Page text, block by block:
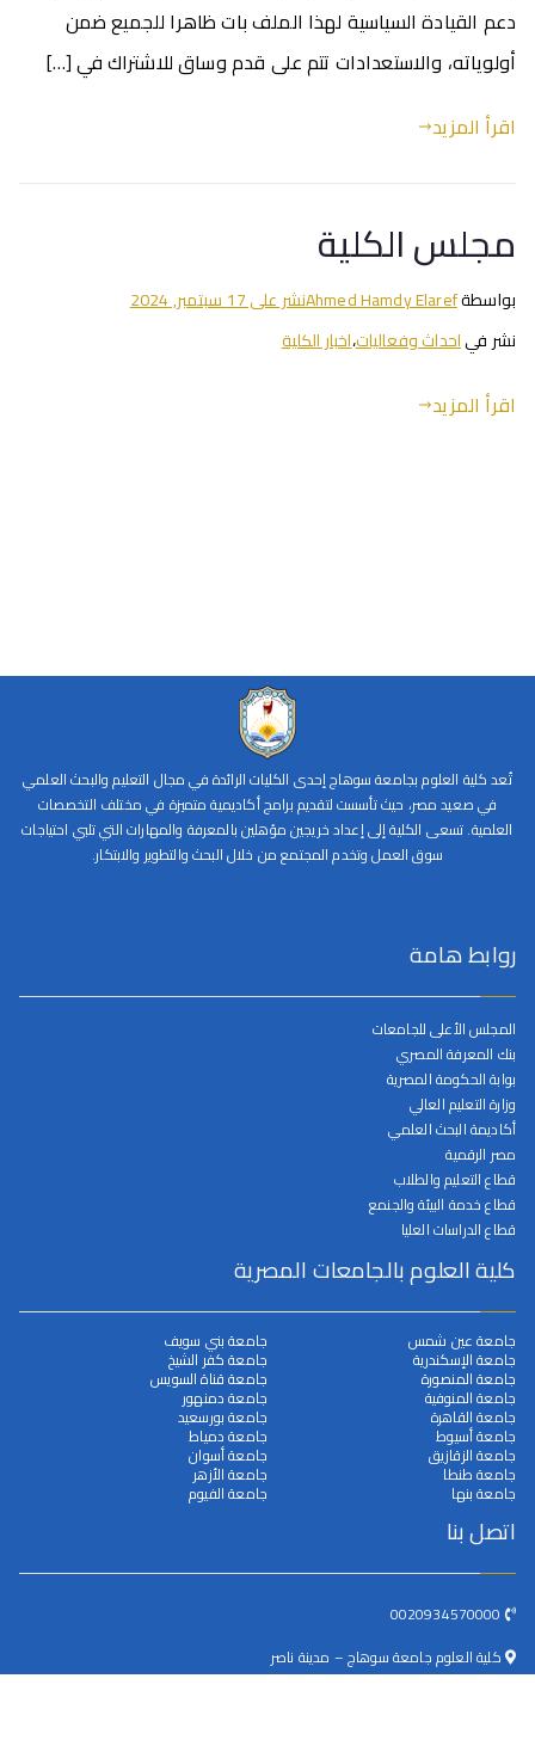
دعم القيادة السياسية لهذا الملف بات ظاهرا للجميع ضمن
أولوياته، والاستعدادات تتم على قدم وساق للاشتراك في […]
اقرأ المزيد
مجلس الكلية
بواسطةAhmed Hamdy Elarefنشر على17 سبتمبر, 2024
نشر فياحداث وفعاليات،اخبار الكلية
اقرأ المزيد
تُعد كلية العلوم بجامعة سوهاج إحدى الكليات الرائدة في مجال التعليم والبحث العلمي
في صعيد مصر، حيث تأسست لتقديم برامج أكاديمية متميزة في مختلف التخصصات
العلمية. تسعى الكلية إلى إعداد خريجين مؤهلين بالمعرفة والمهارات التي تلبي احتياجات
سوق العمل وتخدم المجتمع من خلال البحث والتطوير والابتكار.
روابط هامة
المجلس الأعلى للجامعات
بنك المعرفة المصري
بوابة الحكومة المصرية
وزارة التعليم العالي
أكاديمة البحث العلمي
مصر الرقمية
قطاع التعليم والطلاب
قطاع خدمة البيئة والجنمع
قطاع الدراسات العليا
كلية العلوم بالجامعات المصرية
جامعة عين شمس
جامعة الإسكندرية
جامعة المنصورة
جامعة المنوفية
جامعة القاهرة
جامعة أسيوط
جامعة الزقازيق
جامعة طنطا
جامعة بنها
جامعة بني سويف
جامعة كفر الشيخ
جامعة قناة السويس
جامعة دمنهور
جامعة بورسعيد
جامعة دمياط
جامعة أسوان
جامعة الأزهر
جامعة الفيوم
اتصل بنا
كلية العلوم جامعة سوهاج – مدينة ناصر